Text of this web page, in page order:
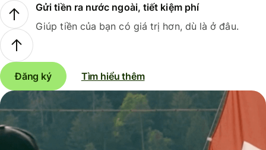
Gửi tiền ra nước ngoài, tiết kiệm phí
Giúp tiền của bạn có giá trị hơn, dù là ở đâu.
Đăng ký Tìm hiểu thêm